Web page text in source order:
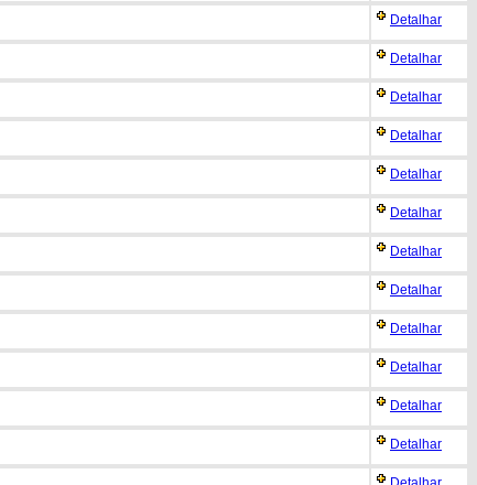
Detalhar
Detalhar
Detalhar
Detalhar
Detalhar
Detalhar
Detalhar
Detalhar
Detalhar
Detalhar
Detalhar
Detalhar